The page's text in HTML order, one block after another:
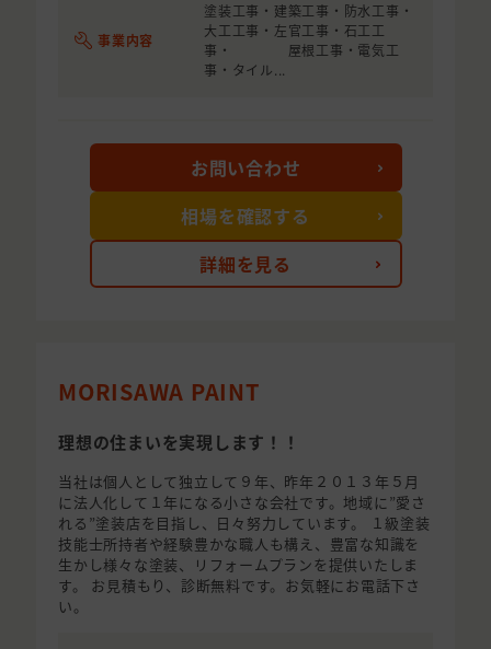
事業内容
塗装工事・建築工事・防水工事・
大工工事・左官工事・石工工
事・ 屋根工事・電気工
事・タイル...
詳細を見る
お問い合わせ
相場を確認する
MORISAWA PAINT
理想の住まいを実現します！！
当社は個人として独立して９年、昨年２０１３年５月
に法人化して１年になる小さな会社です。地域に”愛さ
れる”塗装店を目指し、日々努力しています。 １級塗装
技能士所持者や経験豊かな職人も構え、豊富な知識を
生かし様々な塗装、リフォームプランを提供いたしま
す。 お見積もり、診断無料です。お気軽にお電話下さ
い。